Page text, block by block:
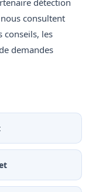
détection
consultent
conseils, les
demandes